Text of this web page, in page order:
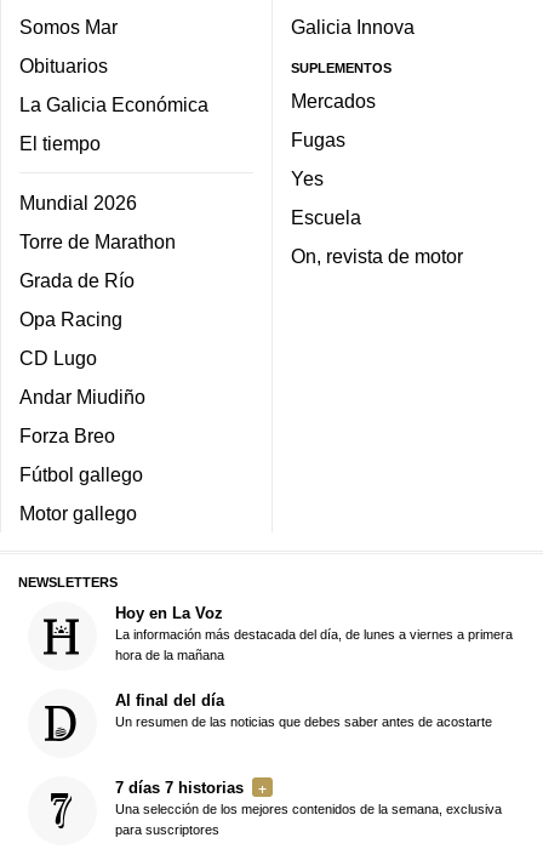
Somos Mar
Obituarios
La Galicia Económica
El tiempo
Mundial 2026
Torre de Marathon
Grada de Río
Opa Racing
CD Lugo
Andar Miudiño
Forza Breo
Fútbol gallego
Motor gallego
Galicia Innova
SUPLEMENTOS
Mercados
Fugas
Yes
Escuela
On, revista de motor
NEWSLETTERS
Hoy en La Voz
La información más destacada del día, de lunes a viernes a primera
hora de la mañana
Al final del día
Un resumen de las noticias que debes saber antes de acostarte
7 días 7 historias
Una selección de los mejores contenidos de la semana, exclusiva
para suscriptores